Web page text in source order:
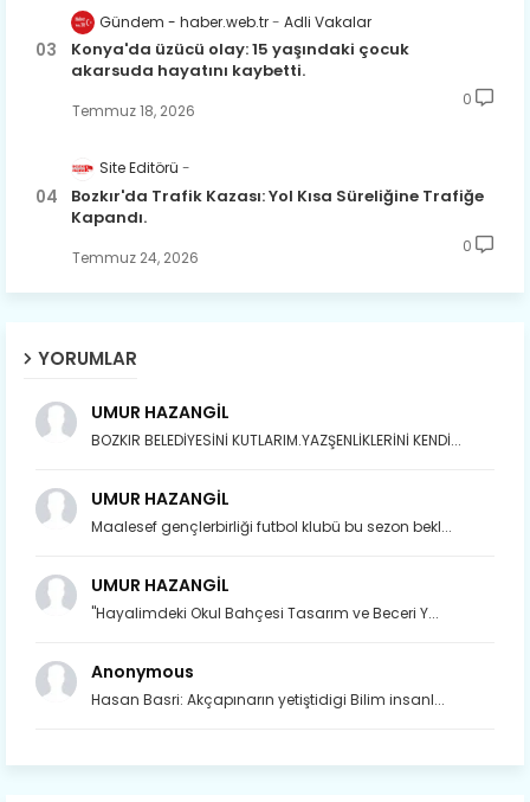
Gündem - haber.web.tr Adli Vakalar
Konya'da üzücü olay: 15 yaşındaki çocuk
akarsuda hayatını kaybetti.
Temmuz 18, 2026
0
Site Editörü
Bozkır'da Trafik Kazası: Yol Kısa Süreliğine Trafiğe
Kapandı.
Temmuz 24, 2026
0
YORUMLAR
UMUR HAZANGİL
BOZKIR BELEDİYESİNİ KUTLARIM.YAZŞENLİKLERİNİ KENDİ...
UMUR HAZANGİL
Maalesef gençlerbirliği futbol klubü bu sezon bekl...
UMUR HAZANGİL
"Hayalimdeki Okul Bahçesi Tasarım ve Beceri Y...
Anonymous
Hasan Basri: Akçapınarın yetiştidigi Bilim insanl...